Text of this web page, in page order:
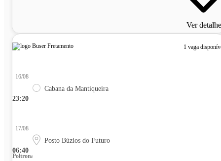
Ver
1 vaga
23:20
16/08
Cabana da Mantiqueira
06:40
17/08
Posto Búzios do Futuro
Poltrona